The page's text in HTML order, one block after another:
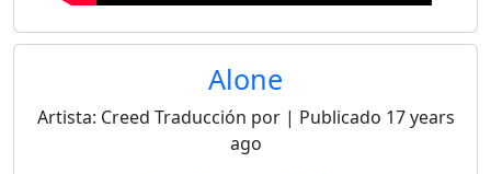
Alone
Artista: Creed Traducción por | Publicado 17 years
ago